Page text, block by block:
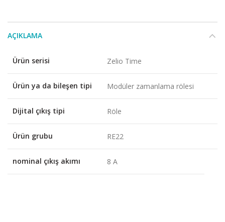
AÇIKLAMA
Ürün serisi Zelio Time
Ürün ya da bileşen tipi Modüler zamanlama rölesi
Dijital çıkış tipi Röle
Ürün grubu RE22
nominal çıkış akımı 8 A